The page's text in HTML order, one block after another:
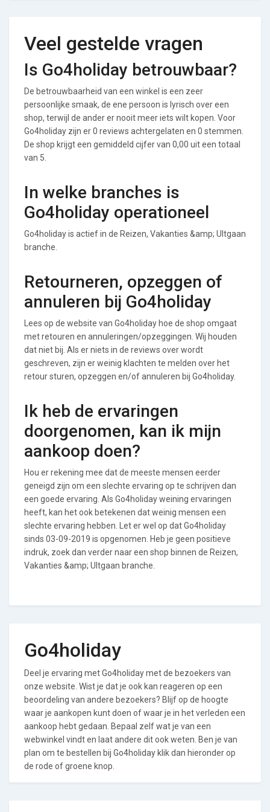
Veel gestelde vragen
Is Go4holiday betrouwbaar?
De betrouwbaarheid van een winkel is een zeer
persoonlijke smaak, de ene persoon is lyrisch over een
shop, terwijl de ander er nooit meer iets wilt kopen. Voor
Go4holiday zijn er 0 reviews achtergelaten en 0 stemmen.
De shop krijgt een gemiddeld cijfer van 0,00 uit een totaal
van 5.
In welke branches is
Go4holiday operationeel
Go4holiday is actief in de Reizen, Vakanties &amp; UItgaan
branche.
Retourneren, opzeggen of
annuleren bij Go4holiday
Lees op de website van Go4holiday hoe de shop omgaat
met retouren en annuleringen/opzeggingen. Wij houden
dat niet bij. Als er niets in de reviews over wordt
geschreven, zijn er weinig klachten te melden over het
retour sturen, opzeggen en/of annuleren bij Go4holiday.
Ik heb de ervaringen
doorgenomen, kan ik mijn
aankoop doen?
Hou er rekening mee dat de meeste mensen eerder
geneigd zijn om een slechte ervaring op te schrijven dan
een goede ervaring. Als Go4holiday weining ervaringen
heeft, kan het ook betekenen dat weinig mensen een
slechte ervaring hebben. Let er wel op dat Go4holiday
sinds 03-09-2019 is opgenomen. Heb je geen positieve
indruk, zoek dan verder naar een shop binnen de Reizen,
Vakanties &amp; UItgaan branche.
Go4holiday
Deel je ervaring met Go4holiday met de bezoekers van
onze website. Wist je dat je ook kan reageren op een
beoordeling van andere bezoekers? Blijf op de hoogte
waar je aankopen kunt doen of waar je in het verleden een
aankoop hebt gedaan. Bepaal zelf wat je van een
webwinkel vindt en laat andere dit ook weten. Ben je van
plan om te bestellen bij Go4holiday klik dan hieronder op
de rode of groene knop.